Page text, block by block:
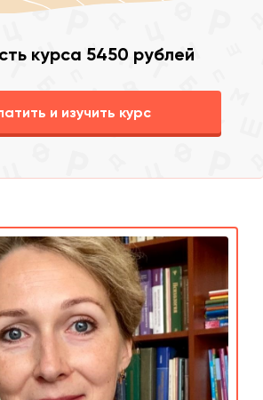
курса 5450 рублей
и изучить курс